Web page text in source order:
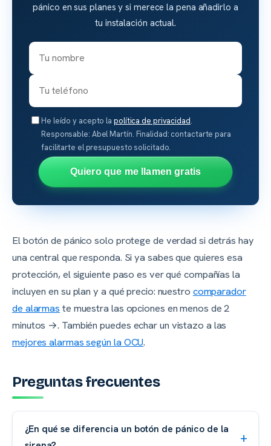
pánico en sus planes y si merece la pena añadirlo a
tu instalación actual.
He leído y acepto la política de privacidad.
Responsable: Abel Martín. Finalidad: contactarte para
facilitarte el presupuesto solicitado.
Quiero que me llamen gratis
El botón de pánico solo protege de verdad si detrás hay
una central que responda. Si ya sabes que quieres esa
protección, el siguiente paso es ver qué compañías la
incluyen en su plan y a qué precio: nuestro comparador
de alarmas te muestra las opciones en menos de 2
minutos →. También puedes echar un vistazo a las
mejores alarmas según la OCU.
Preguntas frecuentes
¿En qué se diferencia un botón de pánico de la